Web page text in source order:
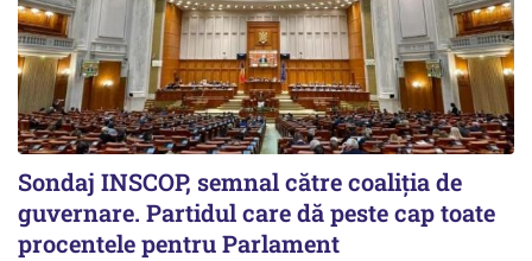
Sondaj INSCOP, semnal către coaliția de
guvernare. Partidul care dă peste cap toate
procentele pentru Parlament